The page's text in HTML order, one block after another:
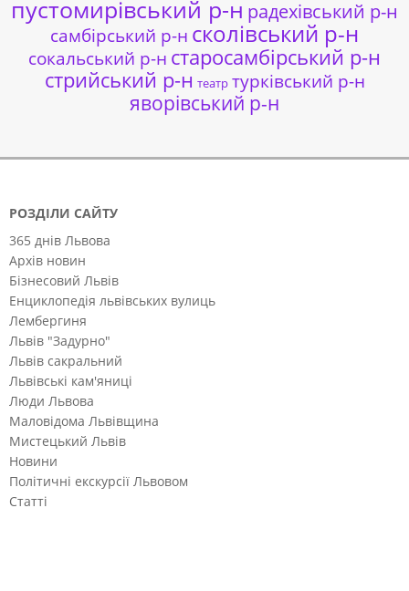
пустомирівський р-н радехівський р-н
самбірський р-н сколівський р-н
сокальський р-н старосамбірський р-н
стрийський р-н театр турківський р-н
яворівський р-н
РОЗДІЛИ САЙТУ
365 днів Львова
Архів новин
Бізнесовий Львів
Енциклопедія львівських вулиць
Лембергиня
Львів "Задурно"
Львів сакральний
Львівські кам'яниці
Люди Львова
Маловідома Львівщина
Мистецький Львів
Новини
Політичні екскурсії Львовом
Статті